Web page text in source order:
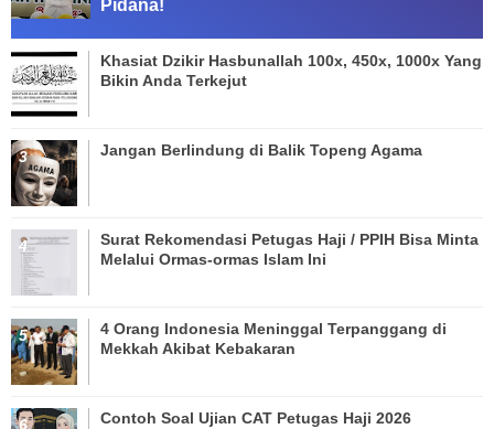
Pidana!
Khasiat Dzikir Hasbunallah 100x, 450x, 1000x Yang
Bikin Anda Terkejut
Jangan Berlindung di Balik Topeng Agama
Surat Rekomendasi Petugas Haji / PPIH Bisa Minta
Melalui Ormas-ormas Islam Ini
4 Orang Indonesia Meninggal Terpanggang di
Mekkah Akibat Kebakaran
Contoh Soal Ujian CAT Petugas Haji 2026